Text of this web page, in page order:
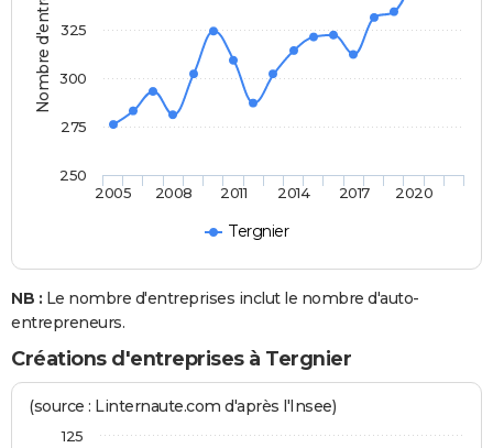
Tergnier
2005 2008 2011 2014 2017 2020
250
275
300
325
NB : Le nombre d'entreprises inclut le nombre d'auto-
entrepreneurs.
Créations d'entreprises à Tergnier
(source : Linternaute.com d'après l'Insee)
125